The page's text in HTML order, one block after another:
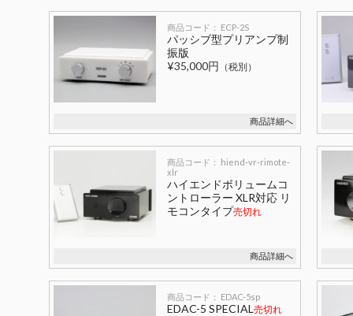
商品コード： ECP-2S
パッシブ型プリアンプ制
振版
¥35,000円 （税別）
商品詳細へ
商品コード： hiend-vr-rimote-
xlr
ハイエンドボリュームコ
ントローラー XLR対応 リ
モコンタイプ売切れ
商品詳細へ
商品コード： EDAC-5sp
EDAC-5 SPECIAL売切れ